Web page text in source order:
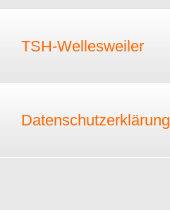
TSH-Wellesweiler
Datenschutzerklärung